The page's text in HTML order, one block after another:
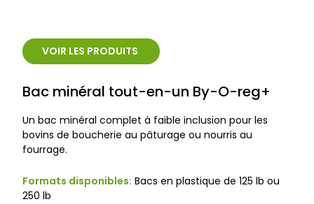
VOIR LES PRODUITS
Bac minéral tout-en-un By-O-reg+
Un bac minéral complet à faible inclusion pour les
bovins de boucherie au pâturage ou nourris au
fourrage.
Formats disponibles: Bacs en plastique de 125 lb ou
250 lb